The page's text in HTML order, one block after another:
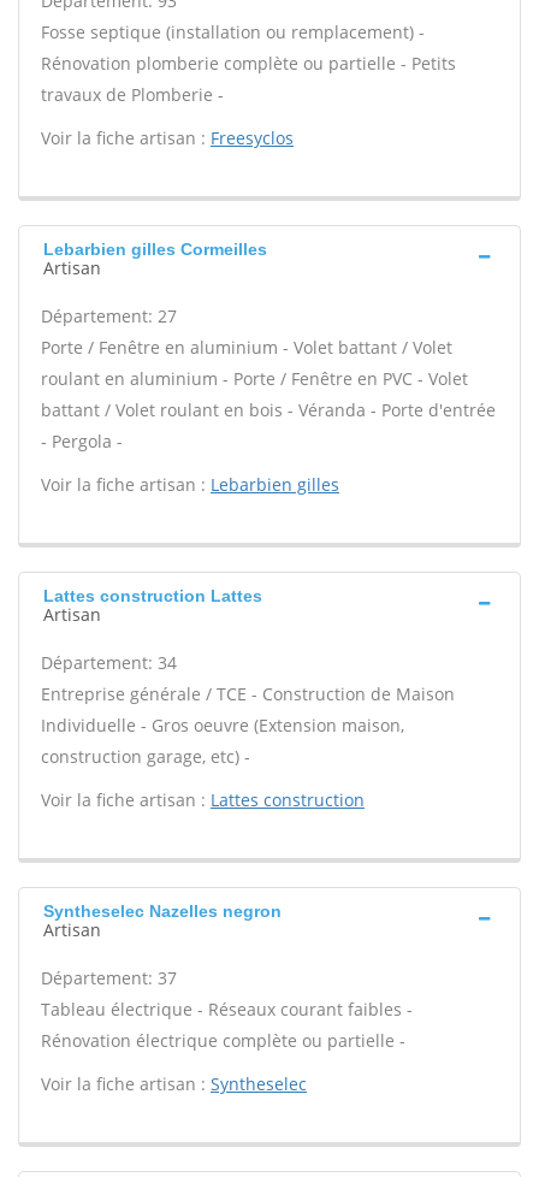
Fosse septique (installation ou remplacement) -
Rénovation plomberie complète ou partielle - Petits
travaux de Plomberie -
Voir la fiche artisan : Freesyclos
Lebarbien gilles Cormeilles
Artisan
Département: 27
Porte / Fenêtre en aluminium - Volet battant / Volet
roulant en aluminium - Porte / Fenêtre en PVC - Volet
battant / Volet roulant en bois - Véranda - Porte d'entrée
- Pergola -
Voir la fiche artisan : Lebarbien gilles
Lattes construction Lattes
Artisan
Département: 34
Entreprise générale / TCE - Construction de Maison
Individuelle - Gros oeuvre (Extension maison,
construction garage, etc) -
Voir la fiche artisan : Lattes construction
Syntheselec Nazelles negron
Artisan
Département: 37
Tableau électrique - Réseaux courant faibles -
Rénovation électrique complète ou partielle -
Voir la fiche artisan : Syntheselec